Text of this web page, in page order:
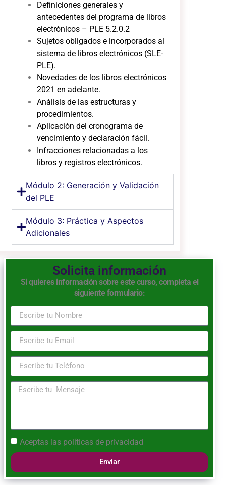
Definiciones generales y
antecedentes del programa de libros
electrónicos – PLE 5.2.0.2
Sujetos obligados e incorporados al
sistema de libros electrónicos (SLE-
PLE).
Novedades de los libros electrónicos
2021 en adelante.
Análisis de las estructuras y
procedimientos.
Aplicación del cronograma de
vencimiento y declaración fácil.
Infracciones relacionadas a los
libros y registros electrónicos.
Módulo 2: Generación y Validación
del PLE
Módulo 3: Práctica y Aspectos
Adicionales
Solicita información
Si quieres información sobre este curso, completa el
siguiente formulario:
Aceptas las políticas de privacidad
Enviar